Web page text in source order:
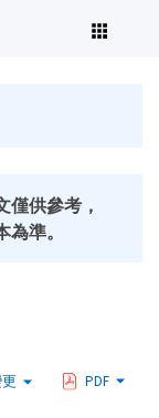
僅供參考，
準。
PDF